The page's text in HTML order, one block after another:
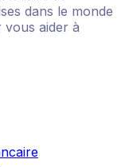
dans le monde
vous aider à